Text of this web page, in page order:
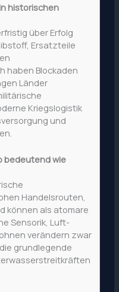
historischen
über Erfolg
Ersatzteile
haben Blockaden
Länder
Kriegslogistik
und
bedeutend wie
Handelsrouten,
können als atomare
Sensorik, Luft-
verändern zwar
grundlegende